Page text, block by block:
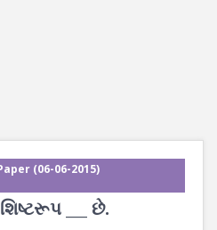
(06-06-2015)
___ છે.